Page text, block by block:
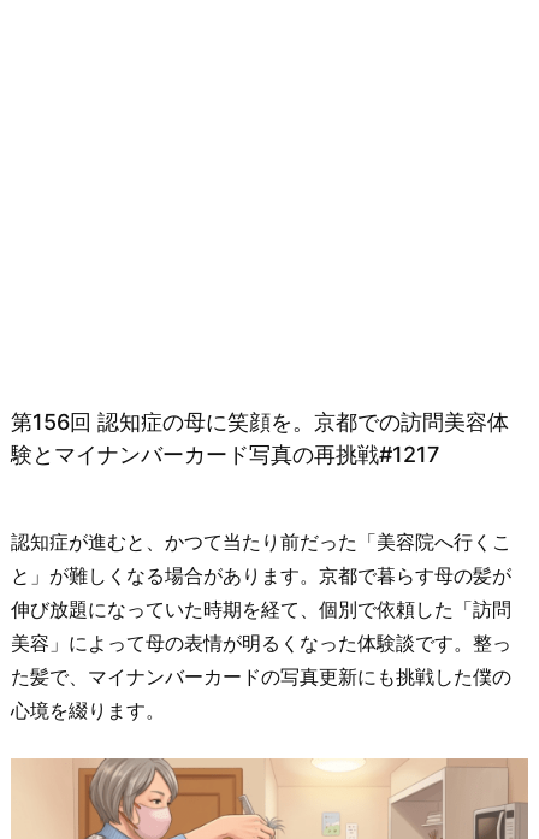
第156回 認知症の母に笑顔を。京都での訪問美容体
験とマイナンバーカード写真の再挑戦#1217
認知症が進むと、かつて当たり前だった「美容院へ行くこ
と」が難しくなる場合があります。京都で暮らす母の髪が
伸び放題になっていた時期を経て、個別で依頼した「訪問
美容」によって母の表情が明るくなった体験談です。整っ
た髪で、マイナンバーカードの写真更新にも挑戦した僕の
心境を綴ります。